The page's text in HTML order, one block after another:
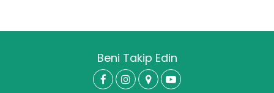
Beni Takip Edin